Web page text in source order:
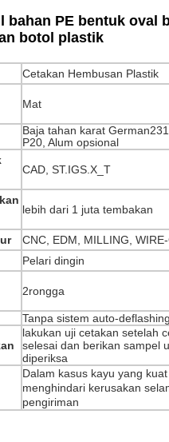
bahan PE bentuk oval
botol plastik
Cetakan Hembusan Plastik
Mat
Baja tahan karat
P20, Alum opsional
CAD, ST.IGS.X_T
lebih dari 1 juta tembakan
CNC, EDM, MILLING,
Pelari dingin
2rongga
Tanpa sistem auto-deflashing
lakukan uji cetakan setelah
selesai dan berikan sampel
diperiksa
Dalam kasus kayu yang
menghindari kerusakan
pengiriman